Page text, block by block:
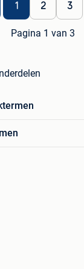
1 2 3
Pagina 1 van 3